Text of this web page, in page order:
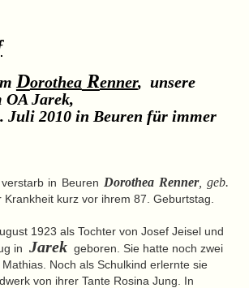
DorotheaRenner, unsere
OA Jarek,
Juli 2010 in Beuren für immer
in Beuren Dorothea Renner, geb.
Krankheit kurz vor ihrem 87. Geburtstag.
1923 als Tochter von Josef Jeisel und
in Jarek geboren. Sie hatte noch zwei
Noch als Schulkind erlernte sie
von ihrer Tante Rosina Jung. In